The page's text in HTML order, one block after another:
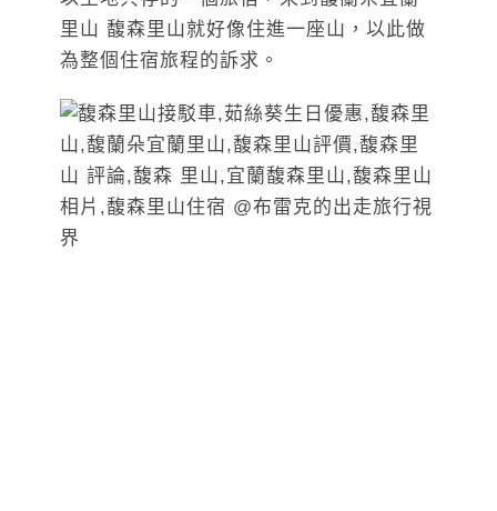
里山 馥森里山就好像住進一座山，以此做
為整個住宿旅程的訴求。